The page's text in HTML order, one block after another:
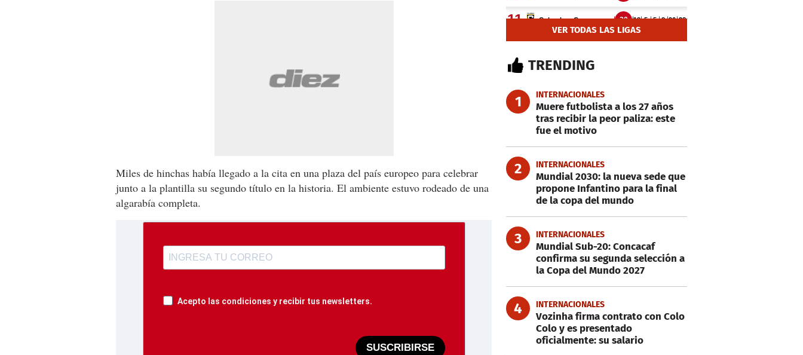
Miles de hinchas había llegado a la cita en una plaza del país europeo para celebrar
junto a la plantilla su segundo título en la historia. El ambiente estuvo rodeado de una
algarabía completa.
Acepto las condiciones y recibir tus newsletters.
SUSCRIBIRSE
VER TODAS LAS LIGAS
TRENDING
1 INTERNACIONALES
Muere futbolista a los 27 años
tras recibir la peor paliza: este
fue el motivo
2 INTERNACIONALES
Mundial 2030: la nueva sede que
propone Infantino para la final
de la copa del mundo
3 INTERNACIONALES
Mundial Sub-20: Concacaf
confirma su segunda selección a
la Copa del Mundo 2027
4 INTERNACIONALES
Vozinha firma contrato con Colo
Colo y es presentado
oficialmente: su salario